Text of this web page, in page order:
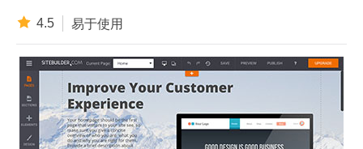
4.5 易于使用